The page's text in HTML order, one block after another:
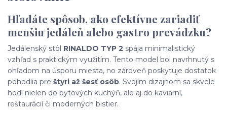
Hľadáte spôsob, ako efektívne zariadiť
menšiu jedáleň alebo gastro prevádzku?
Jedálenský stôl RINALDO TYP 2 spája minimalistický
vzhľad s praktickým využitím. Tento model bol navrhnutý s
ohľadom na úsporu miesta, no zároveň poskytuje dostatok
pohodlia pre štyri až šesť osôb. Svojím dizajnom sa skvele
hodí nielen do bytových kuchýň, ale aj do kaviarní,
reštaurácií či moderných bistier.